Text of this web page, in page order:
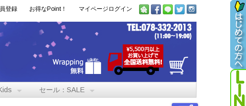
登録 お得なPoint！ マイページログイン
セール：SALE